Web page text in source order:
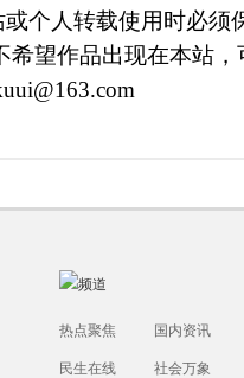
个人转载使用时必须
希望作品出现在本站
热点聚焦 国内资讯
民生在线 社会万象